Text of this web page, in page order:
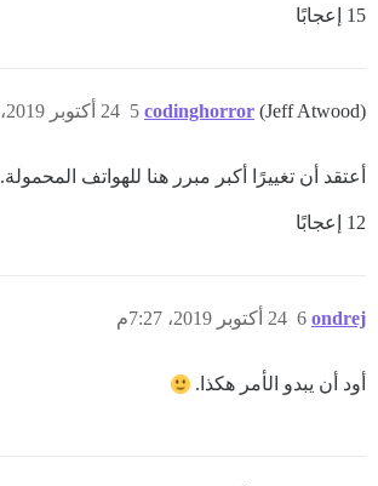
15 إعجابًا
codinghorror (Jeff Atwood) 24 أكتوبر 2019، 7:24م 5
أعتقد أن تغييرًا أكبر مبرر هنا للهواتف المحمولة.
12 إعجابًا
ondrej 24 أكتوبر 2019، 7:27م 6
أود أن يبدو الأمر هكذا.